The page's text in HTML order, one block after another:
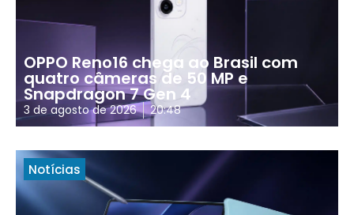
OPPO Reno16 chega ao Brasil com
quatro câmeras de 50 MP e
Snapdragon 7 Gen 4
3 de agosto de 2026 20:48
Notícias